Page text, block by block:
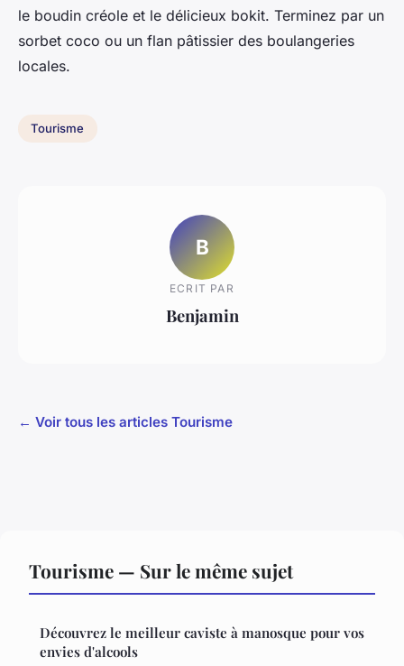
le boudin créole et le délicieux bokit. Terminez par un
sorbet coco ou un flan pâtissier des boulangeries
locales.
Tourisme
B
ECRIT PAR
Benjamin
← Voir tous les articles Tourisme
Tourisme — Sur le même sujet
Découvrez le meilleur caviste à manosque pour vos
envies d'alcools